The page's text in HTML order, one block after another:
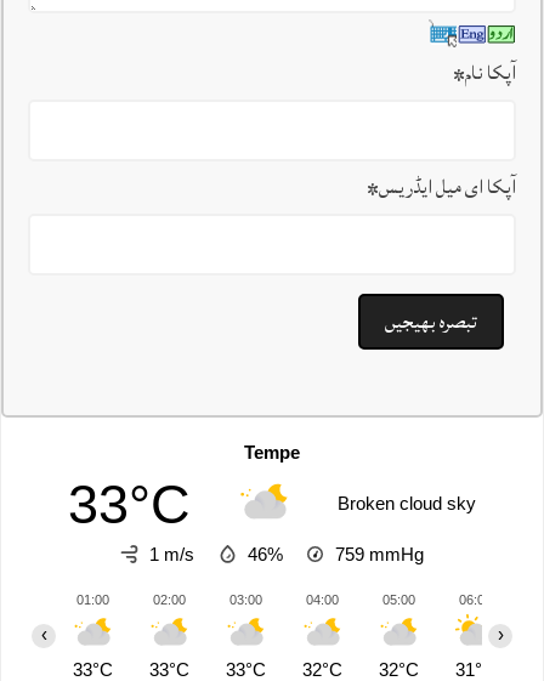
آپکا نام*
آپکا ای میل ایڈریس*
Tempe
33°C Broken cloud sky
1 m/s 46% 759 mmHg
01:00
33°C
02:00
33°C
03:00
33°C
04:00
32°C
05:00
32°C
06:00
31°C
‹ ›